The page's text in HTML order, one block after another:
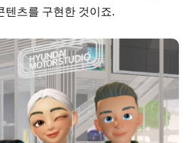
텐츠를 구현한 것이죠.